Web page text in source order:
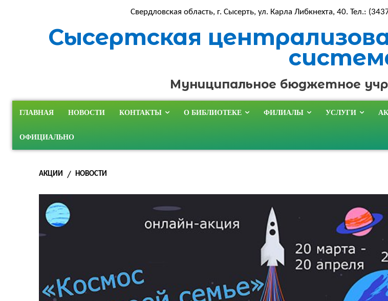
Свердловская область, г. Сысерть, ул. Карла Либкнехта, 40. Тел.:
Сысертская
Муниципальное бюджетное
ГЛАВНАЯ НОВОСТИ КОНТАКТЫ О БИБЛИОТЕКЕ ФИЛИАЛЫ УСЛУГИ
ОФИЦИАЛЬНО
АКЦИИ НОВОСТИ